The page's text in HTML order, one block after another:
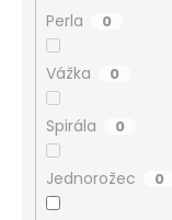
Perla 0
Vážka 0
Spirála 0
Jednorožec 0